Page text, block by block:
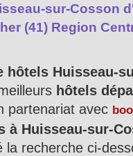
sur-Cosson
(41) Region
hôtels Huisseau-
hôtels
partenariat avec
à Huisseau-sur-
la recherche ci-